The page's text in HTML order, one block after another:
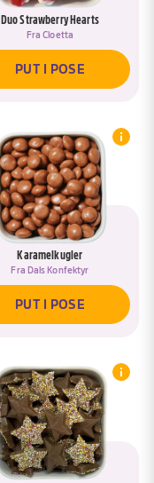
Duo Strawberry Hearts
FraCloetta
PUT I POSE
Karamelkugler
Fra Dals Konfektyr
PUT I POSE